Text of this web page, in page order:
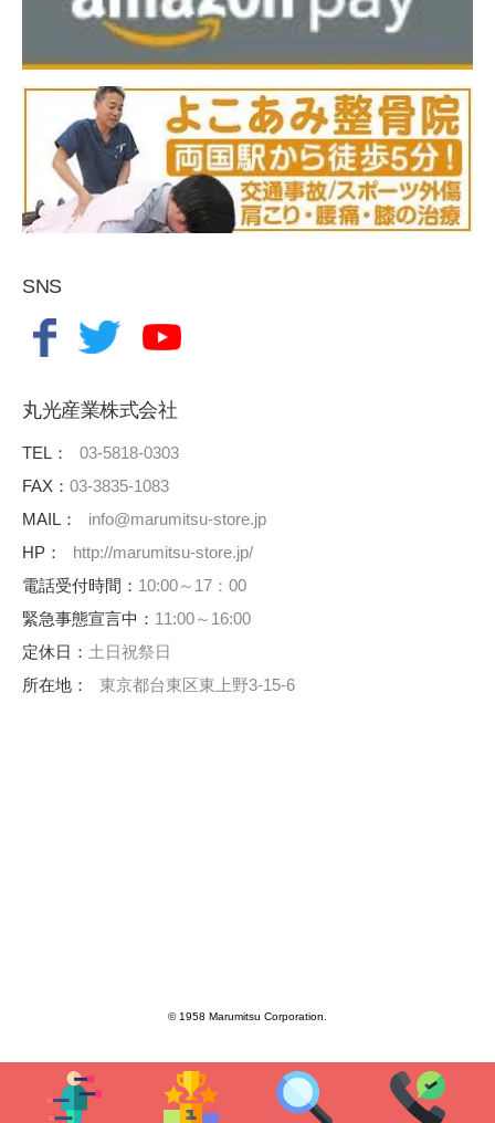
SNS
丸光産業株式会社
TEL：
03-5818-0303
FAX： 03-3835-1083
MAIL：
info@marumitsu-store.jp
HP：
http://marumitsu-store.jp/
電話受付時間： 10:00～17：00
緊急事態宣言中： 11:00～16:00
定休日： 土日祝祭日
所在地：
東京都台東区東上野3-15-6
© 1958 Marumitsu Corporation.